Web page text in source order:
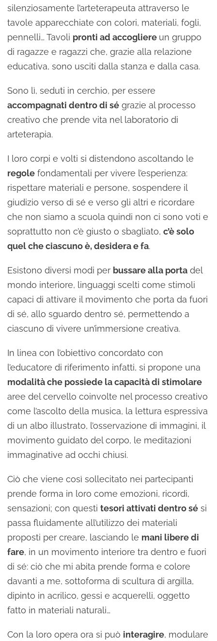
silenziosamente l’arteterapeuta attraverso le
tavole apparecchiate con colori, materiali, fogli,
pennelli… Tavoli pronti ad accogliere un gruppo
di ragazze e ragazzi che, grazie alla relazione
educativa, sono usciti dalla stanza e dalla casa.
Sono lì, seduti in cerchio, per essere
accompagnati dentro di sé grazie al processo
creativo che prende vita nel laboratorio di
arteterapia.
I loro corpi e volti si distendono ascoltando le
regole fondamentali per vivere l’esperienza:
rispettare materiali e persone, sospendere il
giudizio verso di sé e verso gli altri e ricordare
che non siamo a scuola quindi non ci sono voti e
soprattutto non c’è giusto o sbagliato, c’è solo
quel che ciascuno è, desidera e fa.
Esistono diversi modi per bussare alla porta del
mondo interiore, linguaggi scelti come stimoli
capaci di attivare il movimento che porta da fuori
di sé, allo sguardo dentro sé, permettendo a
ciascuno di vivere un’immersione creativa.
In linea con l’obiettivo concordato con
l’educatore di riferimento infatti, si propone una
modalità che possiede la capacità di stimolare
aree del cervello coinvolte nel processo creativo
come l’ascolto della musica, la lettura espressiva
di un albo illustrato, l’osservazione di immagini, il
movimento guidato del corpo, le meditazioni
immaginative ad occhi chiusi.
Ciò che viene così sollecitato nei partecipanti
prende forma in loro come emozioni, ricordi,
sensazioni; con questi tesori attivati dentro sé si
passa fluidamente all’utilizzo dei materiali
proposti per creare, lasciando le mani libere di
fare, in un movimento interiore tra dentro e fuori
di sé: ciò che mi abita prende forma e colore
davanti a me, sottoforma di scultura di argilla,
dipinto in acrilico, gessi e acquerelli, oggetto
fatto in materiali naturali…
Con la loro opera ora si può interagire, modulare